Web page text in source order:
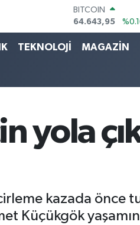
BITCOIN
64.643,95
DOLAR
47,6704
%0
6500.87
%0.12
BİST100
13.799
%70
TEKNOLOJİ MAGAZİN
yola
kazada önce
Küçükgök